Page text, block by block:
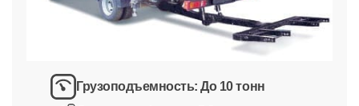
Грузоподъемность:До 10 тонн